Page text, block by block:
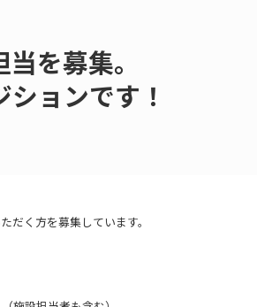
を募集。
ョンです！
だく方を募集しています。